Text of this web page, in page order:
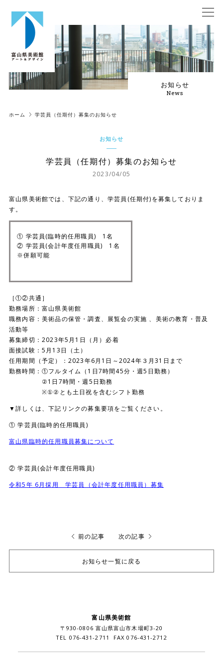
お知らせ
News
ホーム 学芸員（任期付）募集のお知らせ
お知らせ
学芸員（任期付）募集のお知らせ
2023/04/05
富山県美術館では、下記の通り、学芸員(任期付)を募集しておりま
す。
① 学芸員(臨時的任用職員) 1名
② 学芸員(会計年度任用職員) 1名
※併願可能
［①②共通］
勤務場所：富山県美術館
職務内容：美術品の保管・調査、展覧会の実施 、美術の教育・普及
活動等
募集締切：2023年5月1日（月）必着
面接試験：5月13日（土）
任用期間（予定）：2023年6月1日～2024年３月31日まで
勤務時間：①フルタイム（1日7時間45分・週5日勤務）
②1日7時間・週5日勤務
※①②とも土日祝を含むシフト勤務
▼詳しくは、下記リンクの募集要項をご覧ください。
① 学芸員(臨時的任用職員)
富山県臨時的任用職員募集について
② 学芸員(会計年度任用職員)
令和5年 6月採用 学芸員（会計年度任用職員）募集
前の記事
お知らせ一覧に戻る
次の記事
富山県美術館
〒930-0806 富山県富山市木場町3-20
TEL 076-431-2711 FAX 076-431-2712